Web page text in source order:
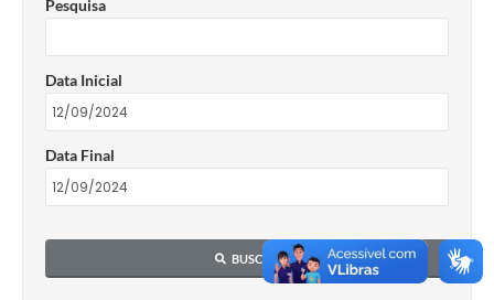
Pesquisa
Data Inicial
Data Final
BUSCAR